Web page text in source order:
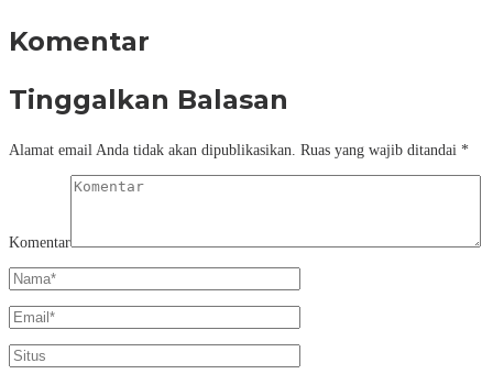
Komentar
Tinggalkan Balasan
Alamat email Anda tidak akan dipublikasikan. Ruas yang wajib ditandai *
Komentar